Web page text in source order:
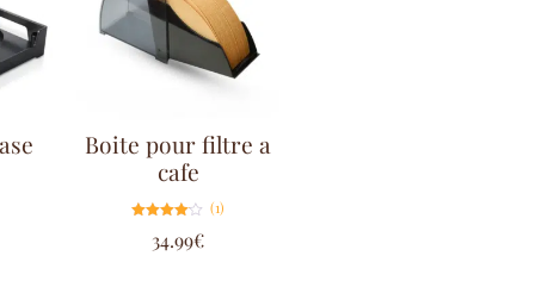
Boite pour filtre a
cafe
4.00
sur 5
(1)
34.99€